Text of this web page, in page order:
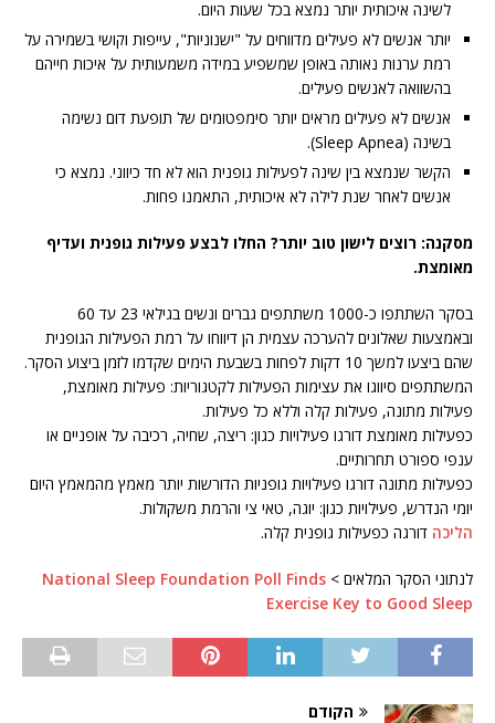
לשינה איכותית יותר נמצא בכל שעות היום.
יותר אנשים לא פעילים מדווחים על "ישנוניות", עייפות וקושי בשמירה על
רמת ערנות נאותה באופן שמשפיע במידה משמעותית על איכות חייהם
בהשוואה לאנשים פעילים.
אנשים לא פעילים מראים יותר סימפטומים של תופעת דום נשימה
בשינה (Sleep Apnea).
הקשר שנמצא בין שינה לפעילות גופנית הוא לא חד כיווני. נמצא כי
אנשים לאחר שנת לילה לא איכותית, התאמנו פחות.
מסקנה: רוצים לישון טוב יותר? החלו לבצע פעילות גופנית ועדיף
מאומצת.
בסקר השתתפו כ-1000 משתתפים גברים ונשים בגילאי 23 עד 60
ובאמצעות שאלונים להערכה עצמית הן דיווחו על רמת הפעילות הגופנית
שהם ביצעו למשך 10 דקות לפחות בשבעת הימים שקדמו לזמן ביצוע הסקר.
המשתתפים סיווגו את עצימות הפעילות לקטגוריות: פעילות מאומצת,
פעילות מתונה, פעילות קלה וללא כל פעילות.
כפעילות מאומצת דורגו פעילויות כגון: ריצה, שחיה, רכיבה על אופניים או
ענפי ספורט תחרותיים.
כפעילות מתונה דורגו פעילויות גופניות הדורשות יותר מאמץ מהמאמץ היום
יומי הנדרש, פעילויות כגון: יוגה, טאי צי והרמת משקולות.
הליכה דורגה כפעילות גופנית קלה.
לנתוני הסקר המלאים > National Sleep Foundation Poll Finds
Exercise Key to Good Sleep
הקודם